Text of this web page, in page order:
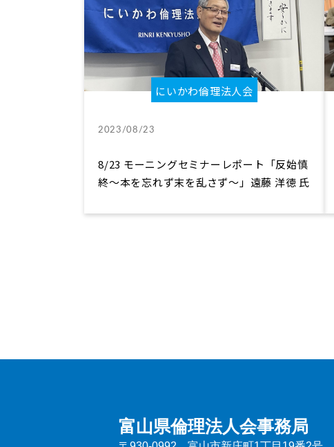
にいかわ倫理法人会
2023/08/23
8/23 モーニングセミナーレポート「反始慎
終～本を忘れず末を乱さず～」遠藤 洋徳 氏
富山県倫理法人会事務局